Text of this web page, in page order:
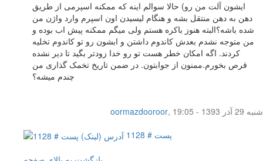
ایشون آلت من رو) حالا سوالم اینه که ممکنه اسپرمی از طریق
دهن به دهن منتقل بشه و هنگام لیسیدن اون اسپرم وارد واژن من
شده باشه؟البته هنوز باکره هستم ولی میگم ممکنه پیش اب بوده و
من متوجه نشدم بعدش کاندوم داشتن و ابشون رو تو کاندوم تخلیه
کردند. اگه امکان خطر هست تو رو خدا زودتر بگید تا دیر نشده
قرص بخورم.ممنون از جوابتون. در ضمن تاریخ تخمک گذاری من
چندم میشه؟
oormazdooroor,
شنبه 29 آذر 1393 - 19:05
پست # 1128